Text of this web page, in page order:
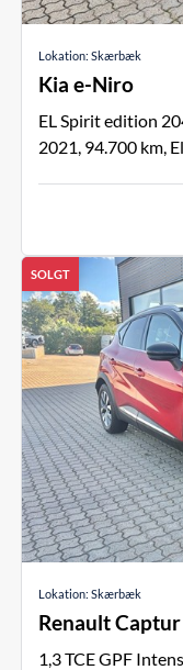
Lokation: Skærbæk
Kia e-Niro
EL Spirit edition
2021 94.700 El
SOLGT
Lokation: Skærbæk
Renault Captur
1,3 TCE GPF